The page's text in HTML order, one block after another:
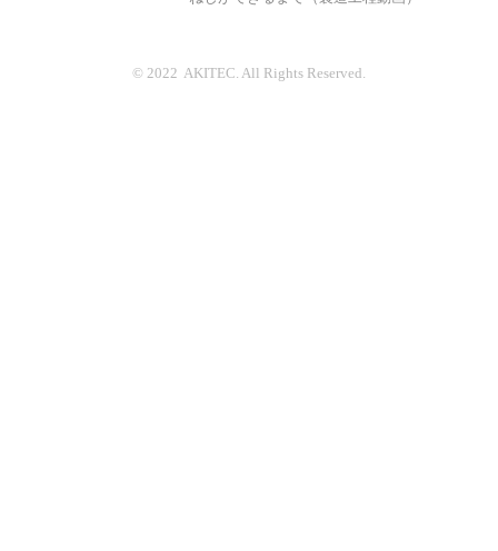
© 2022 AKITEC. All Rights Reserved.